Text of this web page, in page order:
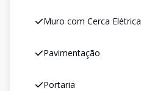
Muro com Cerca Elétrica
Pavimentação
Portaria